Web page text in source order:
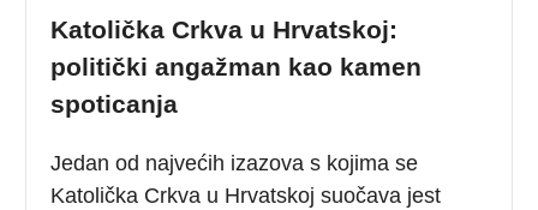
Katolička Crkva u Hrvatskoj:
politički angažman kao kamen
spoticanja
Jedan od najvećih izazova s kojima se
Katolička Crkva u Hrvatskoj suočava jest